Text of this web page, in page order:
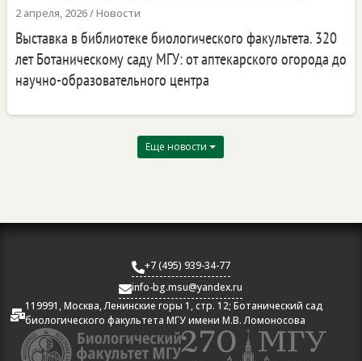
2 апреля, 2026/Новости
Выставка в библиотеке биологического факультета. 320
лет Ботаническому саду МГУ: от аптекарского огорода до
научно-образовательного центра
Еще новости
+7 (495) 939-34-77
info-bg.msu@yandex.ru

119991, Москва, Ленинские горы 1, стр. 12; Ботанический сад
биологического факультета МГУ имени М.В. Ломоносова